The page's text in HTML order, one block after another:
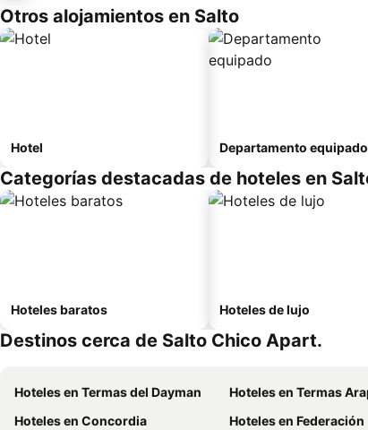
Otros alojamientos en Salto
Hotel Departamento equipado
Categorías destacadas de hoteles en
Hoteles baratos Hoteles de lujo
Destinos cerca de Salto Chico Apart.
Hoteles en Termas del Dayman Hoteles en Termas
Hoteles en Concordia
Hoteles en Federación